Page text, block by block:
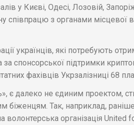
у Києві, Одесі, Лозовій,
співпрацю з органами місцевої
українців, які потребують
спонсорської підтримки
фахівців Укрзалізниці 68
є далеко не єдиним проектом,
біженцям. Так, наприклад,
організація United